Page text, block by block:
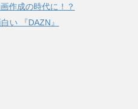
作成の時代に！？
い 『DAZN』